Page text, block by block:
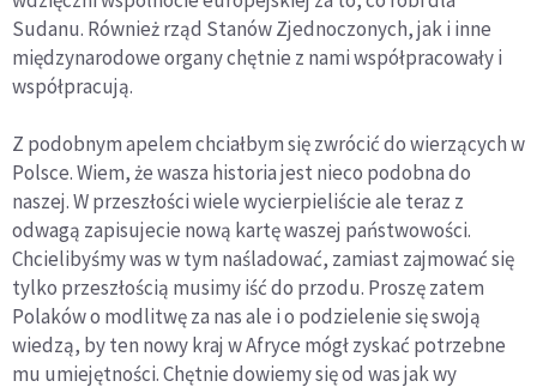
Sudanu. Również rząd Stanów Zjednoczonych, jak i inne
międzynarodowe organy chętnie z nami współpracowały i
współpracują.
Z podobnym apelem chciałbym się zwrócić do wierzących w
Polsce. Wiem, że wasza historia jest nieco podobna do
naszej. W przeszłości wiele wycierpieliście ale teraz z
odwagą zapisujecie nową kartę waszej państwowości.
Chcielibyśmy was w tym naśladować, zamiast zajmować się
tylko przeszłością musimy iść do przodu. Proszę zatem
Polaków o modlitwę za nas ale i o podzielenie się swoją
wiedzą, by ten nowy kraj w Afryce mógł zyskać potrzebne
mu umiejętności. Chętnie dowiemy się od was jak wy